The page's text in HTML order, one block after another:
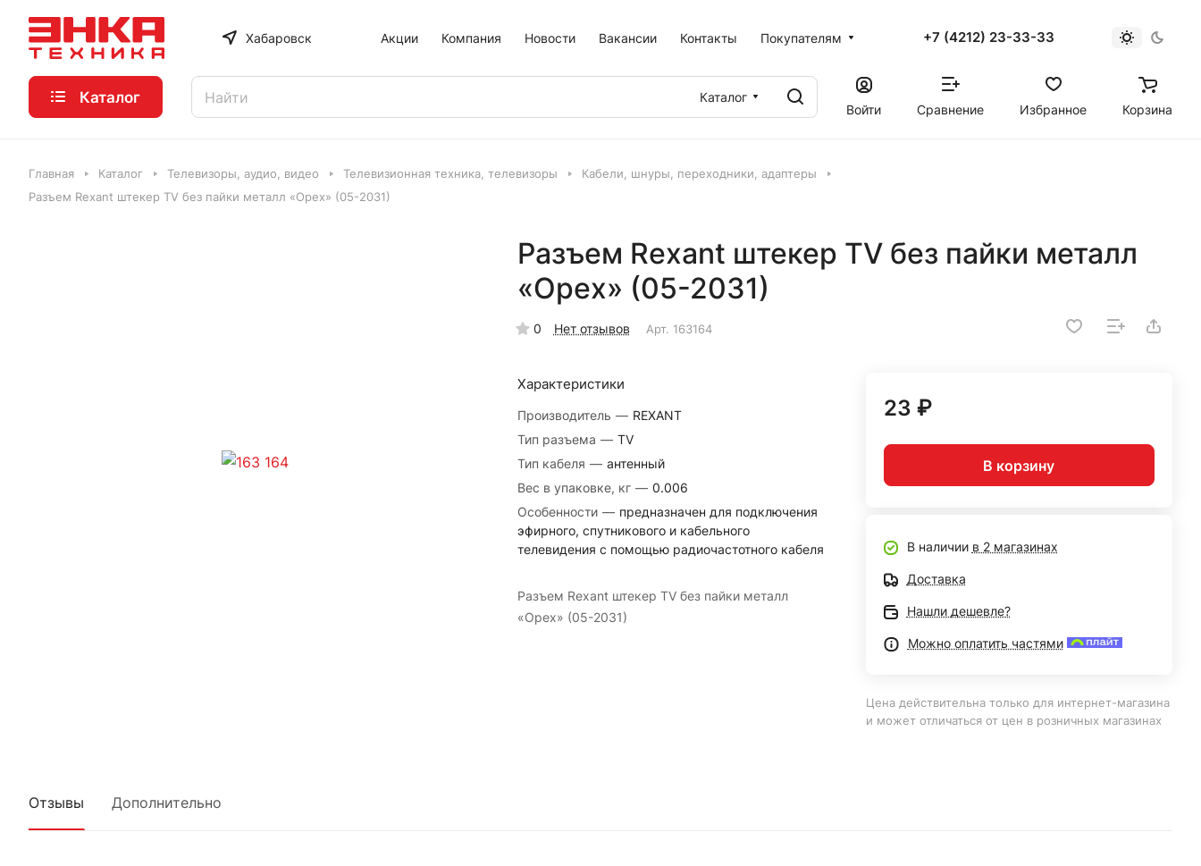
Хабаровск Акции Компания Новости Вакансии Контакты Покупателям +7 (4212) 23-33-33
Каталог
Каталог
Войти
Сравнение Избранное Корзина
Главная Каталог Телевизоры, аудио, видео Телевизионная техника, телевизоры
Кабели, шнуры, переходники, адаптеры
Разъем Rexant штекер TV без пайки металл «Орех» (05-2031)
Разъем Rexant штекер TV без пайки металл
«Орех» (05-2031)
0 Нет отзывов Арт. 163164
Характеристики
Производитель — REXANT
Тип разъема — TV
Тип кабеля — антенный
Вес в упаковке, кг — 0.006
Особенности — предназначен для подключения
эфирного, спутникового и кабельного
телевидения с помощью радиочастотного кабеля
Разъем Rexant штекер TV без пайки металл
«Орех» (05-2031)
23 ₽
В корзину
В наличии в 2 магазинах
Доставка
Нашли дешевле?
Можно оплатить частями
Цена действительна только для интернет-магазина
и может отличаться от цен в розничных магазинах
Отзывы Дополнительно